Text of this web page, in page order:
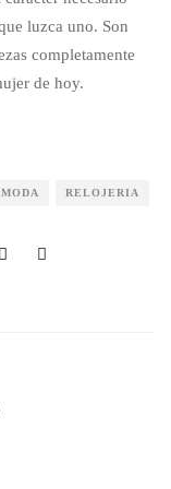
luzca uno. Son
completamente
de hoy.
MODA RELOJERIA